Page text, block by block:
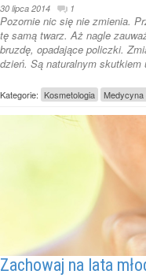
30 lipca 2014 1
Pozornie nic się nie zmienia.
tę samą twarz. Aż nagle
bruzdę, opadające policzki.
dzień. Są naturalnym skutkiem
Kategorie: Kosmetologia
Zachowaj na lata